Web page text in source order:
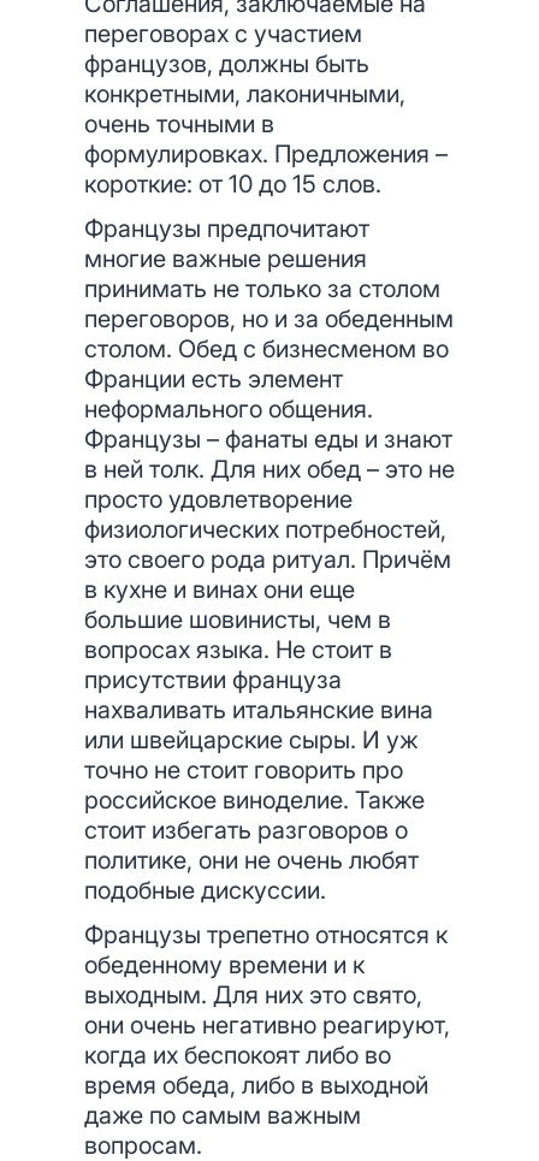
переговорах с участием
французов, должны быть
конкретными, лаконичными,
очень точными в
формулировках. Предложения –
короткие: от 10 до 15 слов.
Французы предпочитают
многие важные решения
принимать не только за столом
переговоров, но и за обеденным
столом. Обед с бизнесменом во
Франции есть элемент
неформального общения.
Французы – фанаты еды и знают
в ней толк. Для них обед – это не
просто удовлетворение
физиологических потребностей,
это своего рода ритуал. Причём
в кухне и винах они еще
большие шовинисты, чем в
вопросах языка. Не стоит в
присутствии француза
нахваливать итальянские вина
или швейцарские сыры. И уж
точно не стоит говорить про
российское виноделие. Также
стоит избегать разговоров о
политике, они не очень любят
подобные дискуссии.
Французы трепетно относятся к
обеденному времени и к
выходным. Для них это свято,
они очень негативно реагируют,
когда их беспокоят либо во
время обеда, либо в выходной
даже по самым важным
вопросам.